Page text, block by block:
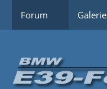
Forum Galerie